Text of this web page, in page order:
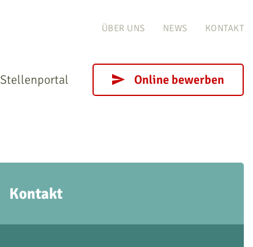
ÜBER UNS NEWS KONTAKT
Stellenportal Online bewerben
Kontakt